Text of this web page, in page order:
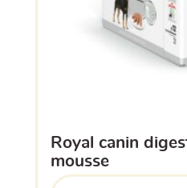
royal canin digestive care
mousse